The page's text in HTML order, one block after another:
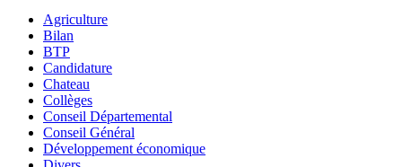
Agriculture
Bilan
BTP
Candidature
Chateau
Collèges
Conseil Départemental
Conseil Général
Développement économique